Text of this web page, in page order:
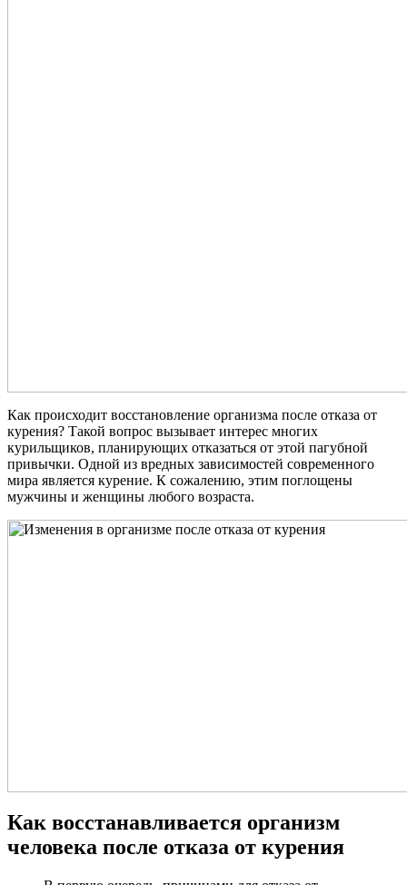
Как происходит восстановление организма после отказа от
курения? Такой вопрос вызывает интерес многих
курильщиков, планирующих отказаться от этой пагубной
привычки. Одной из вредных зависимостей современного
мира является курение. К сожалению, этим поглощены
мужчины и женщины любого возраста.
Как восстанавливается организм
человека после отказа от курения